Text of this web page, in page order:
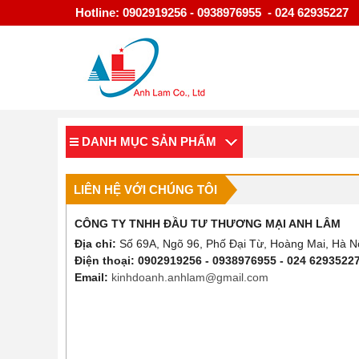
Hotline: 0902919256 - 0938976955 - 024 62935227
DANH MỤC SẢN PHẨM
LIÊN HỆ VỚI CHÚNG TÔI
CÔNG TY TNHH ĐẦU TƯ THƯƠNG MẠI ANH LÂM
Địa chỉ: Số 69A, Ngõ 96, Phố Đại Từ, Hoàng Mai, Hà
Điện thoại: 0902919256 - 0938976955 - 024
Email: kinhdoanh.anhlam@gmail.com